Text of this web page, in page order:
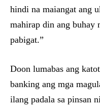
hindi na maiangat ang
mahirap din ang buhay
pabigat.”
Doon lumabas ang
banking ang mga
ilang padala sa pinsan